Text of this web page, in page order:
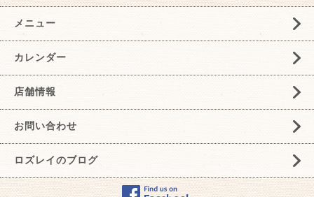
メニュー
カレンダー
店舗情報
お問い合わせ
ロズレイのブログ